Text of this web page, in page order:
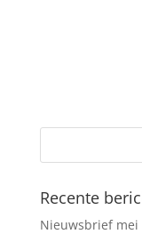
Recente
Nieuwsbrief